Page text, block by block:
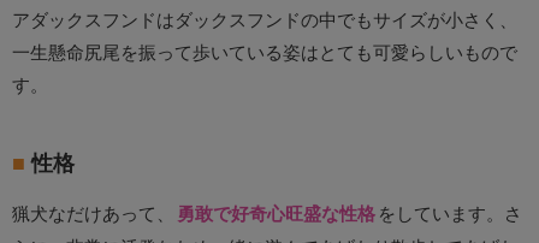
アダックスフンドはダックスフンドの中でもサイズが小さく、
一生懸命尻尾を振って歩いている姿はとても可愛らしいもので
す。
性格
猟犬なだけあって、 勇敢で好奇心旺盛な性格をしています。さ